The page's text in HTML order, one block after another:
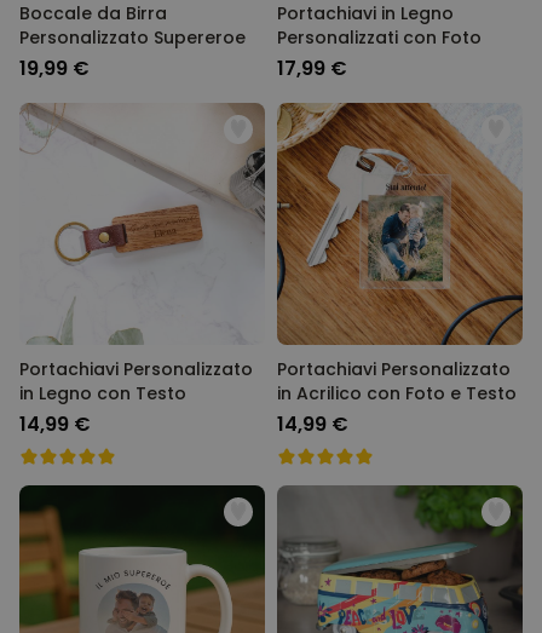
Boccale da Birra
Personalizzato Supereroe
19,99 €
Portachiavi in Legno
Personalizzati con Foto
17,99 €
Portachiavi Personalizzato
in Legno con Testo
14,99 €
Portachiavi Personalizzato
in Acrilico con Foto e Testo
14,99 €